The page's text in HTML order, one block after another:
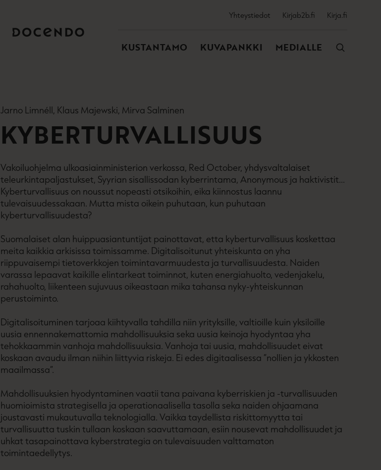
TOISSIJAINEN
Yhteystiedot Kirjab2b.fi Kirja.fi
PÄÄVALIKKO
KUSTANTAMO KUVAPANKKI MEDIALLE
Jarno Limnéll, Klaus Majewski, Mirva Salminen
KYBERTURVALLISUUS
Vakoiluohjelma ulkoasiainministerion verkossa, Red October, yhdysvaltalaiset
teleurkintapaljastukset, Syyrian sisallissodan kyberrintama, Anonymous ja haktivistit...
Kyberturvallisuus on noussut nopeasti otsikoihin, eika kiinnostus laannu
tulevaisuudessakaan. Mutta mista oikein puhutaan, kun puhutaan
kyberturvallisuudesta?
Suomalaiset alan huippuasiantuntijat painottavat, etta kyberturvallisuus koskettaa
meita kaikkia arkisissa toimissamme. Digitalisoitunut yhteiskunta on yha
riippuvaisempi tietoverkkojen toimintavarmuudesta ja turvallisuudesta. Naiden
varassa lepaavat kaikille elintarkeat toiminnot, kuten energiahuolto, vedenjakelu,
rahahuolto, liikenteen sujuvuus oikeastaan mika tahansa nyky-yhteiskunnan
perustoiminto.
Digitalisoituminen tarjoaa kiihtyvalla tahdilla niin yrityksille, valtioille kuin yksiloille
uusia ennennakemattomia mahdollisuuksia seka uusia keinoja hyodyntaa yha
tehokkaammin vanhoja mahdollisuuksia. Vanhoja tai uusia, mahdollisuudet eivat
koskaan avaudu ilman niihin liittyvia riskeja. Ei edes digitaalisessa ”nollien ja ykkosten
maailmassa”.
Mahdollisuuksien hyodyntaminen vaatii tana paivana kyberriskien ja -turvallisuuden
huomioimista strategisella ja operationaalisella tasolla seka naiden ohjaamana
joustavasti mukautuvalla teknologialla. Vaikka taydellista riskittomyytta tai
turvallisuutta tuskin tullaan koskaan saavuttamaan, esiin nousevat mahdollisuudet ja
uhkat tasapainottava kyberstrategia on tulevaisuuden valttamaton
toimintaedellytys.